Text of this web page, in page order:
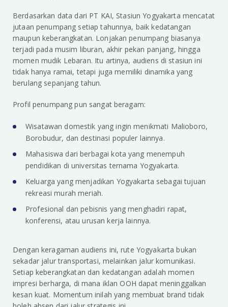
Berdasarkan data dari PT KAI, Stasiun Yogyakarta mencatat
jutaan penumpang setiap tahunnya, baik kedatangan
maupun keberangkatan. Lonjakan penumpang biasanya
terjadi pada musim liburan, akhir pekan panjang, hingga
momen mudik Lebaran. Itu artinya, audiens di stasiun ini
tidak hanya ramai, tetapi juga memiliki dinamika yang
berulang sepanjang tahun.
Profil penumpang pun sangat beragam:
Wisatawan domestik yang ingin menikmati Malioboro,
Borobudur, dan destinasi populer lainnya.
Mahasiswa dari berbagai kota yang menempuh
pendidikan di universitas ternama Yogyakarta.
Keluarga yang menjadikan Yogyakarta sebagai tujuan
rekreasi murah meriah.
Profesional dan pebisnis yang menghadiri rapat,
konferensi, atau urusan kerja lainnya.
Dengan keragaman audiens ini, rute Yogyakarta bukan
sekadar jalur transportasi, melainkan jalur komunikasi.
Setiap keberangkatan dan kedatangan adalah momen
impresi berharga, di mana iklan OOH dapat meninggalkan
kesan kuat. Momentum inilah yang membuat brand tidak